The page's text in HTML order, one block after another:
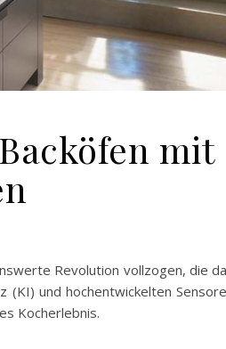
mit
Revolution vollzogen, die
(KI) und hochentwickelten
Kocherlebnis.